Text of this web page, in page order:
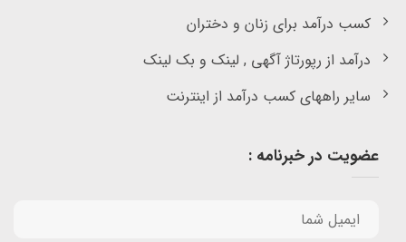
کسب درآمد برای زنان و دختران
درآمد از رپورتاژ آگهی , لینک و بک لینک
سایر راههای کسب درآمد از اینترنت
عضویت در خبرنامه :